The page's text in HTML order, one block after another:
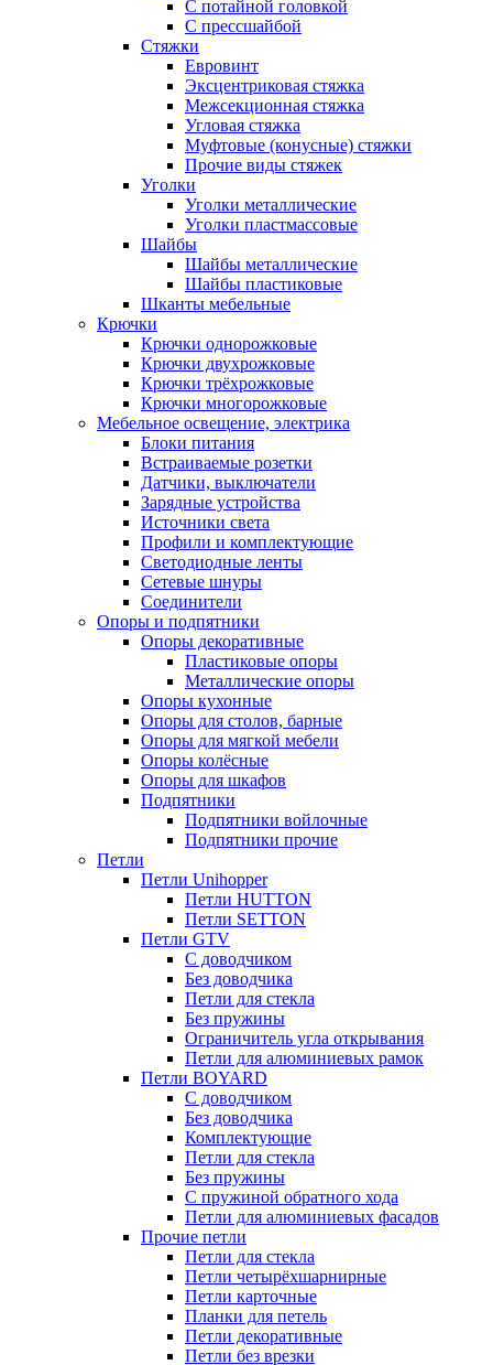
С потайной головкой
С прессшайбой
Стяжки
Евровинт
Эксцентриковая стяжка
Межсекционная стяжка
Угловая стяжка
Муфтовые (конусные) стяжки
Прочие виды стяжек
Уголки
Уголки металлические
Уголки пластмассовые
Шайбы
Шайбы металлические
Шайбы пластиковые
Шканты мебельные
Крючки
Крючки однорожковые
Крючки двухрожковые
Крючки трёхрожковые
Крючки многорожковые
Мебельное освещение, электрика
Блоки питания
Встраиваемые розетки
Датчики, выключатели
Зарядные устройства
Источники света
Профили и комплектующие
Светодиодные ленты
Сетевые шнуры
Соединители
Опоры и подпятники
Опоры декоративные
Пластиковые опоры
Металлические опоры
Опоры кухонные
Опоры для столов, барные
Опоры для мягкой мебели
Опоры колёсные
Опоры для шкафов
Подпятники
Подпятники войлочные
Подпятники прочие
Петли
Петли Unihopper
Петли HUTTON
Петли SETTON
Петли GTV
С доводчиком
Без доводчика
Петли для стекла
Без пружины
Ограничитель угла открывания
Петли для алюминиевых рамок
Петли BOYARD
С доводчиком
Без доводчика
Комплектующие
Петли для стекла
Без пружины
С пружиной обратного хода
Петли для алюминиевых фасадов
Прочие петли
Петли для стекла
Петли четырёхшарнирные
Петли карточные
Планки для петель
Петли декоративные
Петли без врезки